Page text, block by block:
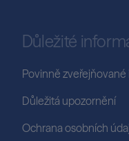
Důležité
Povinně
Důležitá upozornění
Ochrana osobních